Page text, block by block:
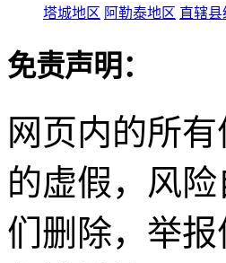
塔城地区 阿勒泰地区 直辖县
免责声明：
网页内的所
的虚假，风
们删除，举